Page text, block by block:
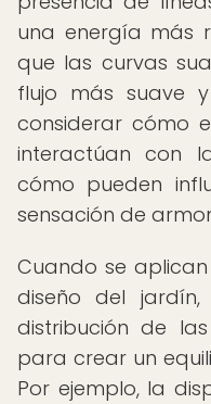
una energía más
que las curvas
flujo más suave
considerar cómo
interactúan con
cómo pueden
sensación de
Cuando se
diseño del
distribución de
para crear un
Por ejemplo, la